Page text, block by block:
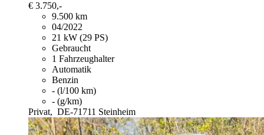
€ 3.750,-
9.500 km
04/2022
21 kW (29 PS)
Gebraucht
1 Fahrzeughalter
Automatik
Benzin
- (l/100 km)
- (g/km)
Privat, DE-71711 Steinheim